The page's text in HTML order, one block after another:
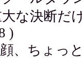
な決断だ
)
、ちょっ